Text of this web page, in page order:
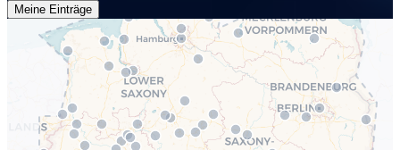
Meine Einträge